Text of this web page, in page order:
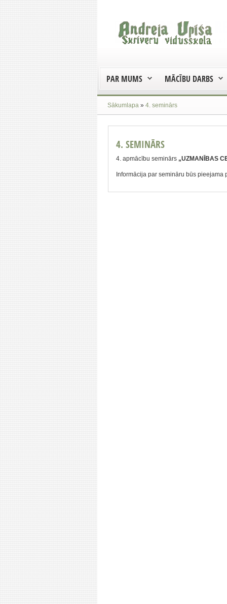
PAR MUMS MĀCĪBU DARBS
Sākumlapa » 4. seminārs
4. SEMINĀRS
4. apmācību seminārs „UZMANĪBAS
Informācija par semināru būs pieejama